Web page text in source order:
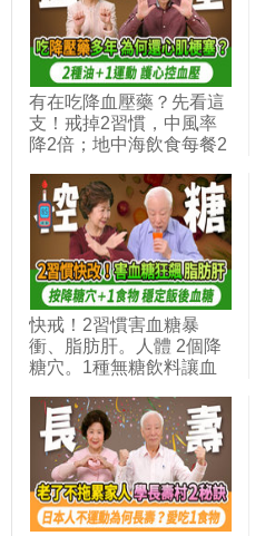
暖膚色｜胡乃文開講 ft. 形
象顧問 Lavi_347
有在吃降血壓藥？先看這
支！戒掉2習慣，中風率
降2倍；地中海飲食每餐2
機率剩1成；每天1手部運
動穩定血壓又護心，逆轉
一輩子吃藥的命運｜胡乃
文開講Dr.HU_338
快戒！2習慣害血糖暴
衝、脂肪肝。人體 2個降
糖穴。1種無糖飲料讓血
糖。這3水果血糖高的人
也可以吃。它補腎護血管
降三高。名廚用1菜湯，
穩血糖近50年｜胡乃文開
講Dr.HU_329